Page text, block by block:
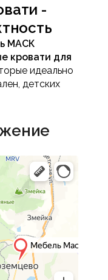
-
МАСК
кровати для
идеально
детских
или студий.
и стиль
и